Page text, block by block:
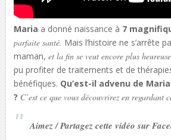
Maria a donné naissance à 7
parfaite santé. Mais l’histoire ne s’arrête
maman, et la fin se veut encore plus
pu profiter de traitements et de
bénéfiques. Qu’est-il advenu de
? C’est ce que vous découvrirez en regardant
Aimez / Partagez cette vidéo sur